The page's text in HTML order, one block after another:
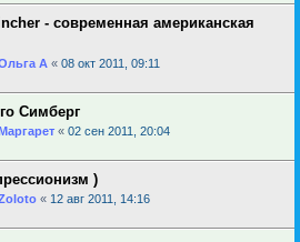
- современная американская
А « 08 окт 2011, 09:11
Симберг
« 02 сен 2011, 20:04
)
« 12 авг 2011, 14:16